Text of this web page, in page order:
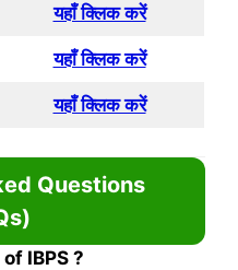
यहाँ क्लिक करें
यहाँ क्लिक करें
यहाँ क्लिक करें
Questions
of IBPS ?